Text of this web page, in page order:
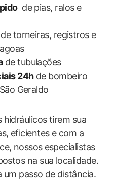
⁤ de ​pias, ralos e
torneiras, registros e
de tubulações
24hde‌ bombeiro
Geraldo
hidráulicos tirem sua
eficientes e com a
nossos ⁣especialistas
na sua‌ localidade.
um passo de distância.